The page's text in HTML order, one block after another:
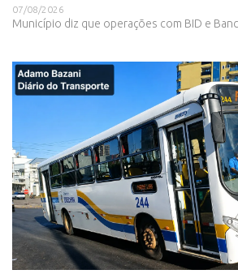
07/08/2026
Município diz que operações com BID e